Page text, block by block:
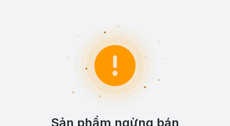
Sản phẩm ngừng bán